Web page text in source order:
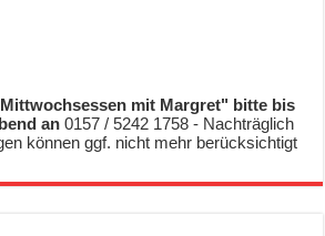
mit Margret" bitte bis
an0157 / 5242 1758 - Nachträglich
können ggf. nicht mehr berücksichtigt